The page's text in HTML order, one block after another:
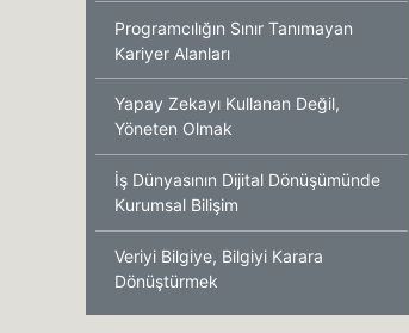
Programcılığın Sınır Tanımayan
Kariyer Alanları
Yapay Zekayı Kullanan Değil,
Yöneten Olmak
İş Dünyasının Dijital Dönüşümünde
Kurumsal Bilişim
Veriyi Bilgiye, Bilgiyi Karara
Dönüştürmek